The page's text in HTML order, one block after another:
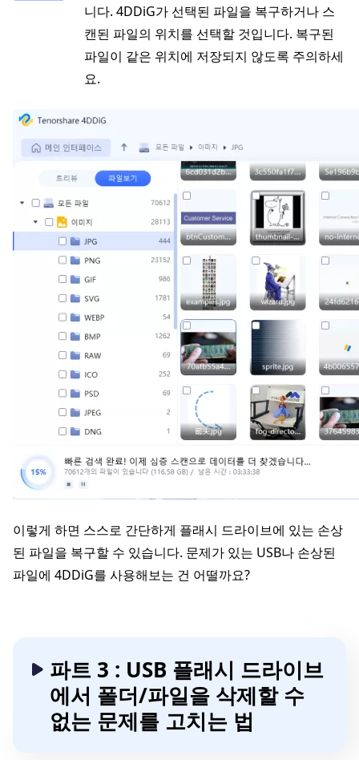
니다. 4DDiG가 선택된 파일을 복구하거나 스
캔된 파일의 위치를 선택할 것입니다. 복구된
파일이 같은 위치에 저장되지 않도록 주의하세
요.
이렇게 하면 스스로 간단하게 플래시 드라이브에 있는 손상
된 파일을 복구할 수 있습니다. 문제가 있는 USB나 손상된
파일에 4DDiG를 사용해보는 건 어떨까요?
파트 3 : USB 플래시 드라이브
에서 폴더/파일을 삭제할 수
없는 문제를 고치는 법